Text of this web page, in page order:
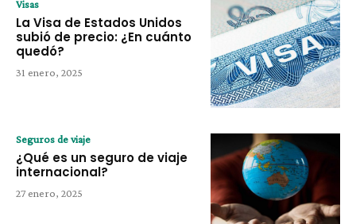
Visas
La Visa de Estados Unidos
subió de precio: ¿En cuánto
quedó?
31 enero, 2025
Seguros de viaje
¿Qué es un seguro de viaje
internacional?
27 enero, 2025